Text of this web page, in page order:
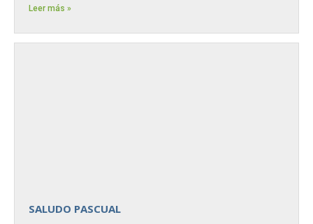
Leer más »
SALUDO PASCUAL